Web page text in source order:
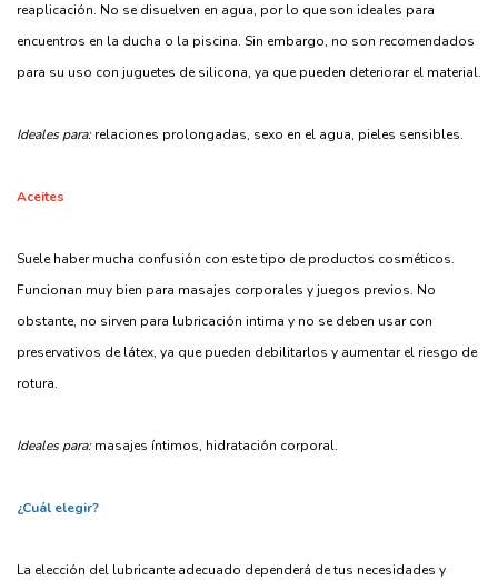
reaplicación. No se disuelven en agua, por lo que son ideales para
encuentros en la ducha o la piscina. Sin embargo, no son recomendados
para su uso con juguetes de silicona, ya que pueden deteriorar el material.
Ideales para:relaciones prolongadas, sexo en el agua, pieles sensibles.
Aceites
Suele haber mucha confusión con este tipo de productos cosméticos.
Funcionan muy bien para masajes corporales y juegos previos. No
obstante, no sirven para lubricación intima y no se deben usar con
preservativos de látex, ya que pueden debilitarlos y aumentar el riesgo de
rotura.
Ideales para:masajes íntimos, hidratación corporal.
¿Cuál elegir?
La elección del lubricante adecuado dependerá de tus necesidades y